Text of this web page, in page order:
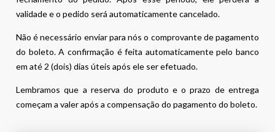
validade e o pedido será automaticamente cancelado.
Não é necessário enviar para nós o comprovante de pagamento
do boleto. A confirmação é feita automaticamente pelo banco
em até 2 (dois) dias úteis após ele ser efetuado.
Lembramos que a reserva do produto e o prazo de entrega
começam a valer após a compensação do pagamento do boleto.